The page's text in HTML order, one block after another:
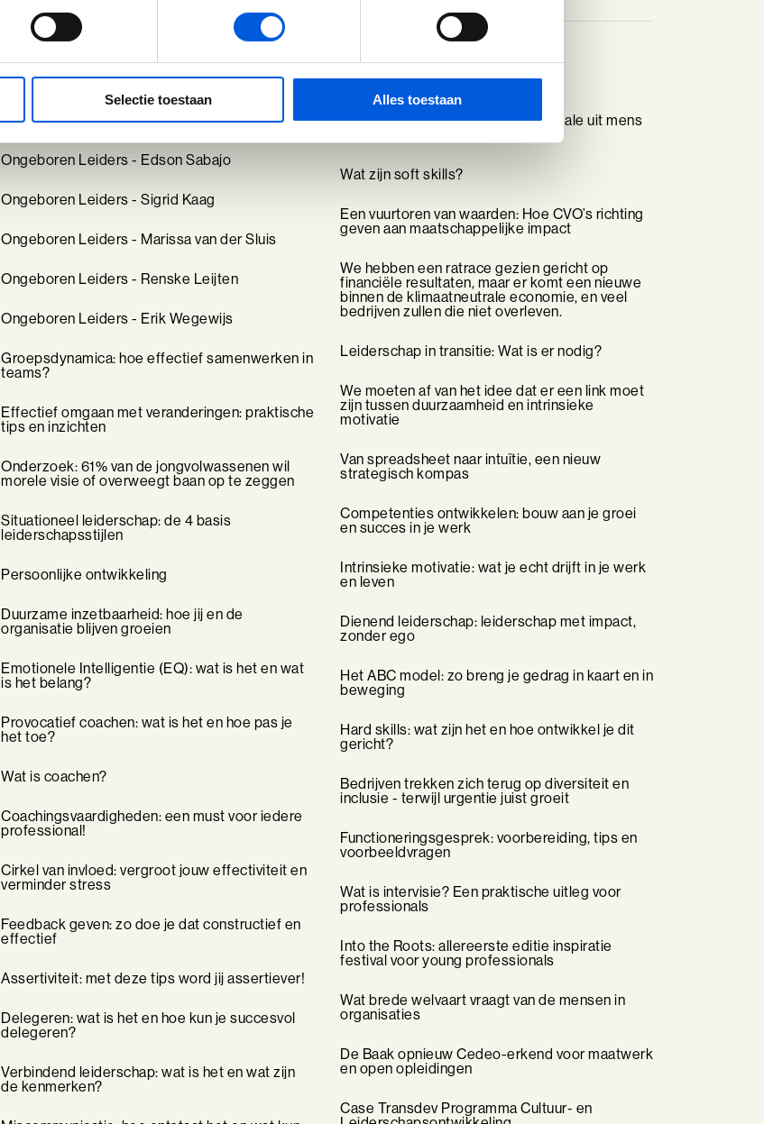
Selectie toestaan Alles toestaan
Ongeboren Leiders - Özcan Akyol
Ongeboren Leiders - Edson Sabajo
Ongeboren Leiders - Sigrid Kaag
Ongeboren Leiders - Marissa van der Sluis
Ongeboren Leiders - Renske Leijten
Ongeboren Leiders - Erik Wegewijs
Groepsdynamica: hoe effectief samenwerken in
teams?
Effectief omgaan met veranderingen: praktische
tips en inzichten
Onderzoek: 61% van de jongvolwassenen wil
morele visie of overweegt baan op te zeggen
Situationeel leiderschap: de 4 basis
leiderschapsstijlen
Persoonlijke ontwikkeling
Duurzame inzetbaarheid: hoe jij en de
organisatie blijven groeien
Emotionele Intelligentie (EQ): wat is het en wat
is het belang?
Provocatief coachen: wat is het en hoe pas je
het toe?
Wat is coachen?
Coachingsvaardigheden: een must voor iedere
professional!
Cirkel van invloed: vergroot jouw effectiviteit en
verminder stress
Feedback geven: zo doe je dat constructief en
effectief
Assertiviteit: met deze tips word jij assertiever!
Delegeren: wat is het en hoe kun je succesvol
delegeren?
Verbindend leiderschap: wat is het en wat zijn
de kenmerken?
Talentontwikkeling: haal het maximale uit mens
Wat zijn soft skills?
Een vuurtoren van waarden: Hoe CVO’s richting
geven aan maatschappelijke impact
We hebben een ratrace gezien gericht op
financiële resultaten, maar er komt een nieuwe
binnen de klimaatneutrale economie, en veel
bedrijven zullen die niet overleven.
Leiderschap in transitie: Wat is er nodig?
We moeten af van het idee dat er een link moet
zijn tussen duurzaamheid en intrinsieke
motivatie
Van spreadsheet naar intuïtie, een nieuw
strategisch kompas
Competenties ontwikkelen: bouw aan je groei
en succes in je werk
Intrinsieke motivatie: wat je echt drijft in je werk
en leven
Dienend leiderschap: leiderschap met impact,
zonder ego
Het ABC model: zo breng je gedrag in kaart en in
beweging
Hard skills: wat zijn het en hoe ontwikkel je dit
gericht?
Bedrijven trekken zich terug op diversiteit en
inclusie - terwijl urgentie juist groeit
Functioneringsgesprek: voorbereiding, tips en
voorbeeldvragen
Wat is intervisie? Een praktische uitleg voor
professionals
Into the Roots: allereerste editie inspiratie
festival voor young professionals
Wat brede welvaart vraagt van de mensen in
organisaties
De Baak opnieuw Cedeo-erkend voor maatwerk
en open opleidingen
Case Transdev Programma Cultuur- en